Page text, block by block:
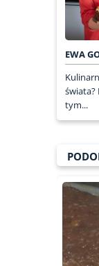
EWA
świata?
tym...